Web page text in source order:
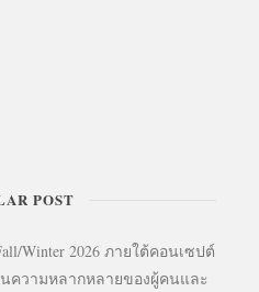
POST
Winter 2026 ภายใต้คอนเซปต์
นความหลากหลายของผู้คนและ